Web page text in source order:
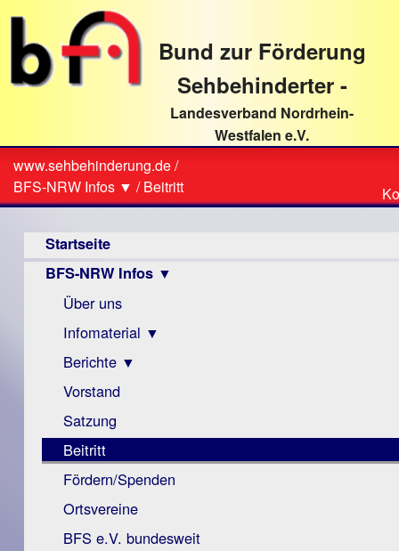
direkt
Textinhalt
Bund zur Förderung
Sehbehinderter -
Landesverband Nordrhein-
Westfalen e.V.
Sie
sind
hier
www.sehbehinderung.de/
BFS-NRW Infos ▼ /Beitritt
Startseite
BFS-NRW Infos ▼
Über uns
Infomaterial ▼
Visus
Zeitschrift
Monokular
Mac
Instagram-
Links
Berichte ▼
Archiv
Berichte
Vorstand
Satzung
Beitritt
Fördern/Spenden
Ortsvereine
BFS e.V. bundesweit